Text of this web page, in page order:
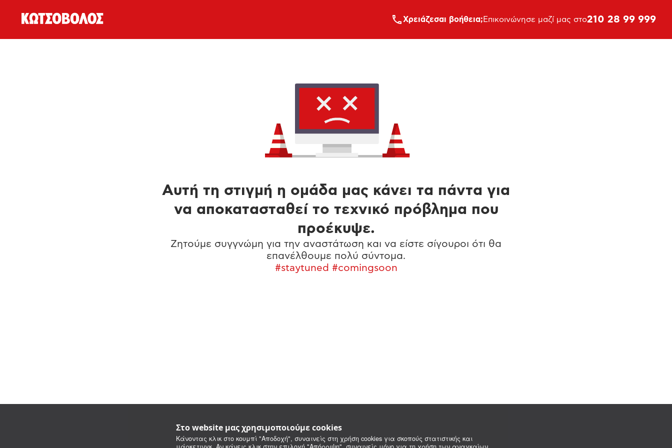
Στο website μας χρησιμοποιούμε cookies
Κάνοντας κλικ στο κουμπί "Αποδοχή", συναινείς στη χρήση cookies για σκοπούς στατιστικής και
Xρειάζεσαι βοήθεια; Επικοινώνησε μαζί μας στο210 28 99 999
Αυτή τη στιγμή η ομάδα μας κάνει τα πάντα για
να αποκατασταθεί το τεχνικό πρόβλημα που
προέκυψε.
Ζητούμε συγγνώμη για την αναστάτωση και να είστε σίγουροι ότι θα
επανέλθουμε πολύ σύντομα.
#staytuned #comingsoon